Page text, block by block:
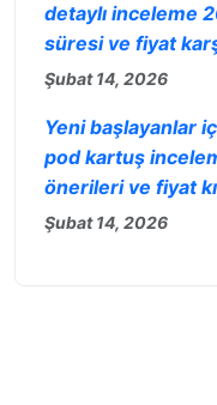
detaylı inceleme
süresi ve fiyat
Şubat 14, 2026
Yeni başlayanlar
pod kartuş
önerileri ve fiyat
Şubat 14, 2026